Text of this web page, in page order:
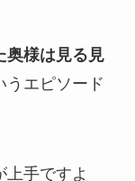
奥様は見る見
うエピソード
手ですよ